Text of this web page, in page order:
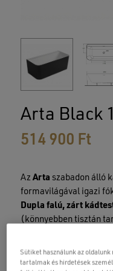
Arta Black
514 900 Ft
Az Arta szabadon álló
formavilágával igazi
Dupla falú, zárt
(könnyebben tisztán
felületet ad.
Sütiket használunk az
tartalmak és hirdetések